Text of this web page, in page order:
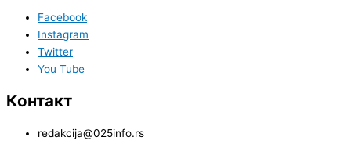
Facebook
Instagram
Twitter
You Tube
Контакт
redakcija@025info.rs